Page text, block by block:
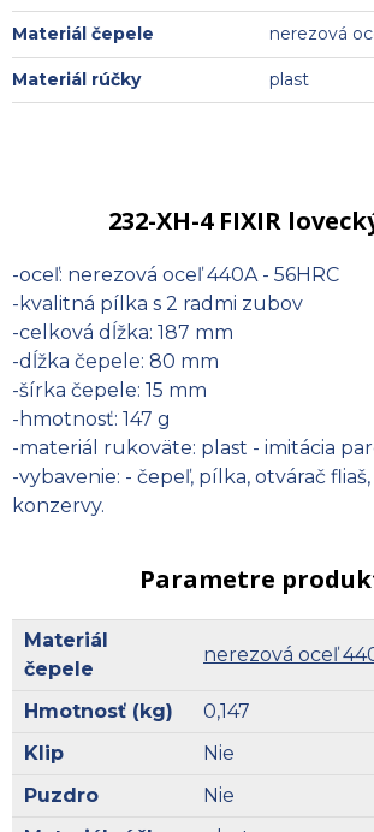
Materiál čepele nerezová
Materiál rúčky plast
232-XH-4 FIXIR
-oceľ: nerezová oceľ 440A - 56HRC
-kvalitná pílka s 2 radmi zubov
-celková dĺžka: 187 mm
-dĺžka čepele: 80 mm
-šírka čepele: 15 mm
-hmotnosť: 147 g
-materiál rukoväte: plast - imitácia
-vybavenie: - čepeľ, pílka, otvárač
konzervy.
Parametre
Materiál
čepele
nerezová oceľ
Hmotnosť (kg)
0,147
Klip
Nie
Puzdro
Nie